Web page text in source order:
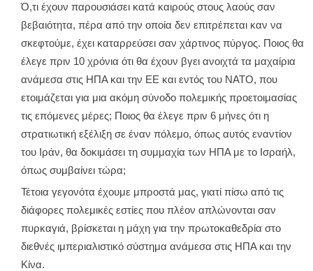
Ό,τι έχουν παρουσιάσει κατά καιρούς στους λαούς σαν
βεβαιότητα, πέρα από την οποία δεν επιτρέπεται καν να
σκεφτούμε, έχει καταρρεύσει σαν χάρτινος πύργος. Ποιος θα
έλεγε πριν 10 χρόνια ότι θα έχουν βγει ανοιχτά τα μαχαίρια
ανάμεσα στις ΗΠΑ και την ΕΕ και εντός του ΝΑΤΟ, που
ετοιμάζεται για μια ακόμη σύνοδο πολεμικής προετοιμασίας
τις επόμενες μέρες; Ποιος θα έλεγε πριν 6 μήνες ότι η
στρατιωτική εξέλιξη σε έναν πόλεμο, όπως αυτός εναντίον
του Ιράν, θα δοκιμάσει τη συμμαχία των ΗΠΑ με το Ισραήλ,
όπως συμβαίνει τώρα;
Τέτοια γεγονότα έχουμε μπροστά μας, γιατί πίσω από τις
διάφορες πολεμικές εστίες που πλέον απλώνονται σαν
πυρκαγιά, βρίσκεται η μάχη για την πρωτοκαθεδρία στο
διεθνές ιμπεριαλιστικό σύστημα ανάμεσα στις ΗΠΑ και την
Κίνα.